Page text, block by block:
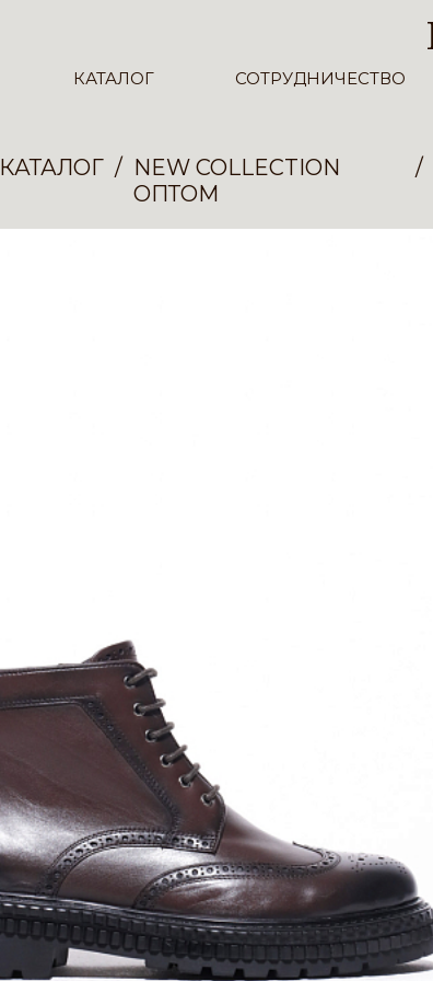
КАТАЛОГ СОТРУДНИЧЕСТВО
КАТАЛОГ
NEW COLLECTION
ОПТОМ